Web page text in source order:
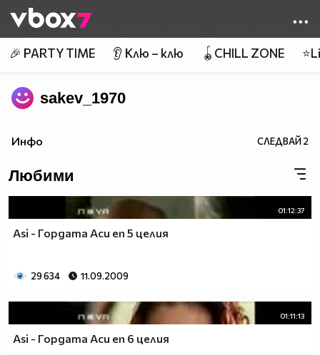
👾
🎉 PARTY TIME 👂 Клю – клю 🪀CHILL ZONE
sakev_1970
Инфо СЛЕДВАЙ2
Любими
01:12:37
Asi - Гордата Аси еп 5 целия
29 634 11.09.2009
01:11:13
Asi - Гордата Аси еп 6 целия